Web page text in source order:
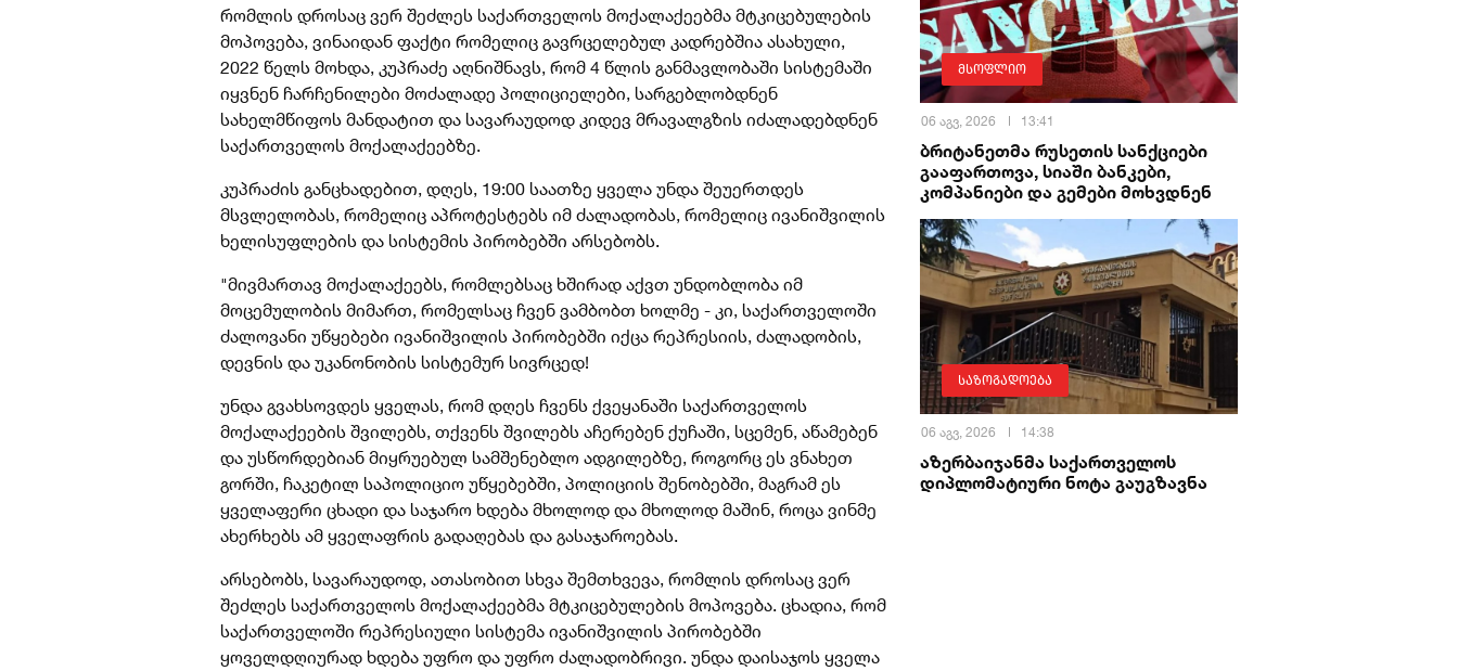
რომლის დროსაც ვერ შეძლეს საქართველოს მოქალაქეებმა მტკიცებულების
მოპოვება, ვინაიდან ფაქტი რომელიც გავრცელებულ კადრებშია ასახული,
2022 წელს მოხდა, კუპრაძე აღნიშნავს, რომ 4 წლის განმავლობაში სისტემაში
იყვნენ ჩარჩენილები მოძალადე პოლიციელები, სარგებლობდნენ
სახელმწიფოს მანდატით და სავარაუდოდ კიდევ მრავალგზის იძალადებდნენ
საქართველოს მოქალაქეებზე.
კუპრაძის განცხადებით, დღეს, 19:00 საათზე ყველა უნდა შეუერთდეს
მსვლელობას, რომელიც აპროტესტებს იმ ძალადობას, რომელიც ივანიშვილის
ხელისუფლების და სისტემის პირობებში არსებობს.
"მივმართავ მოქალაქეებს, რომლებსაც ხშირად აქვთ უნდობლობა იმ
მოცემულობის მიმართ, რომელსაც ჩვენ ვამბობთ ხოლმე - კი, საქართველოში
ძალოვანი უწყებები ივანიშვილის პირობებში იქცა რეპრესიის, ძალადობის,
დევნის და უკანონობის სისტემურ სივრცედ!
უნდა გვახსოვდეს ყველას, რომ დღეს ჩვენს ქვეყანაში საქართველოს
მოქალაქეების შვილებს, თქვენს შვილებს აჩერებენ ქუჩაში, სცემენ, აწამებენ
და უსწორდებიან მიყრუებულ სამშენებლო ადგილებზე, როგორც ეს ვნახეთ
გორში, ჩაკეტილ საპოლიციო უწყებებში, პოლიციის შენობებში, მაგრამ ეს
ყველაფერი ცხადი და საჯარო ხდება მხოლოდ და მხოლოდ მაშინ, როცა ვინმე
ახერხებს ამ ყველაფრის გადაღებას და გასაჯაროებას.
არსებობს, სავარაუდოდ, ათასობით სხვა შემთხვევა, რომლის დროსაც ვერ
შეძლეს საქართველოს მოქალაქეებმა მტკიცებულების მოპოვება. ცხადია, რომ
საქართველოში რეპრესიული სისტემა ივანიშვილის პირობებში
ყოველდღიურად ხდება უფრო და უფრო ძალადობრივი. უნდა დაისაჯოს ყველა
მსოფლიო
06 აგვ, 2026 13:41
ბრიტანეთმა რუსეთის სანქციები
გააფართოვა, სიაში ბანკები,
კომპანიები და გემები მოხვდნენ
საზოგადოება
06 აგვ, 2026 14:38
აზერბაიჯანმა საქართველოს
დიპლომატიური ნოტა გაუგზავნა